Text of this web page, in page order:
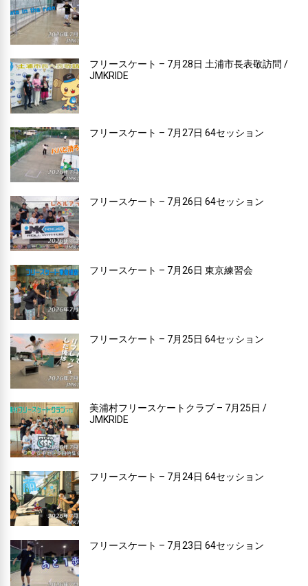
フリースケート – 7月28日 土浦市長表敬訪問 /
JMKRIDE
フリースケート – 7月27日 64セッション
フリースケート – 7月26日 64セッション
フリースケート – 7月26日 東京練習会
フリースケート – 7月25日 64セッション
美浦村フリースケートクラブ – 7月25日 /
JMKRIDE
フリースケート – 7月24日 64セッション
フリースケート – 7月23日 64セッション